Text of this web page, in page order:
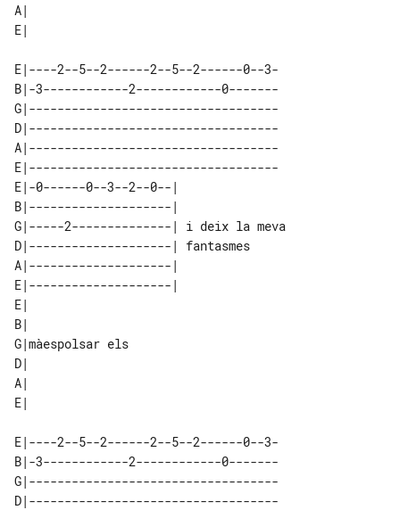
A|
E|----2--5--2------2--5--2------0--3-
B|-3------------2------------0-------
G|-----------------------------------
D|-----------------------------------
A|-----------------------------------
E|-----------------------------------
E|-0------0--3--2--0--|
B|--------------------|
G|-----2--------------| i deix la meva
D|--------------------| fantasmes
A|--------------------|
E|--------------------|
E|
B|
G|màespolsar els
D|
A|
E|----2--5--2------2--5--2------0--3-
B|-3------------2------------0-------
G|-----------------------------------
D|-----------------------------------